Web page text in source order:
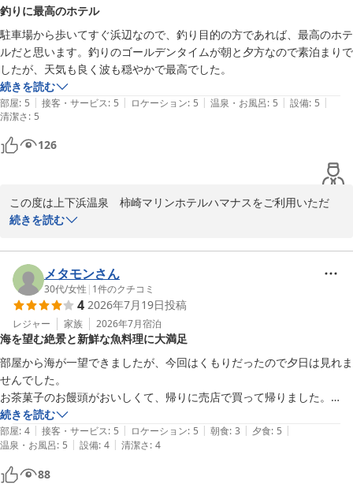
そして、お料理も絶対満足できると思います。
また行きたいお宿です。
外観の印象から良い意味で期待を裏切ることができ、お部屋や温泉
を含め、トータルでご満足いただけたことは、私たちにとって何よ
りの励みとなります。
お客様からのお言葉を胸に、これからも皆様に感動していただける
お宿を目指してまいります。またのお越しをスタッフ一同、心より
お待ち申し上げております。
この度は心温まる素敵なご投稿をありがとうございました。
上下浜温泉 柿崎マリンホテルハマナス
釣りに最高のホテル
駐車場から歩いてすぐ浜辺なので、釣り目的の方であれば、最高のホテ
ルだと思います。釣りのゴールデンタイムが朝と夕方なので素泊まりで
したが、天気も良く波も穏やかで最高でした。
続きを読む
部屋: 5 | 接客・サービス: 5 | ロケーション: 5 | 温泉・お風呂: 5 | 設備: 5 |
清潔さ: 5
126
この度は上下浜温泉　柿崎マリンホテルハマナスをご利用いただ
き、誠にありがとうございます。
当館の立地を活かした点をお褒めいただきまして、ありがとうござ
います。
当日は、お天気に恵まれ、幸いに存じます。
当館は上下浜駅から徒歩で10分／北陸自動車道　柿崎ＩＣからお車
で10分という立地から、釣りやレジャーの拠点として多くのお客様
にご活用いただいております。
またのお越しを従業員一同心よりお待ち申し上げております。
マリンホテルハマナス
上下浜温泉 柿崎マリンホテルハマナス
2026-07-12
続きを読む
メタモンさん
30代/女性 | 1件のクチコミ
4 2026年7月19日投稿
レジャー 家族 2026年7月宿泊
海を望む絶景と新鮮な魚料理に大満足
部屋から海が一望できましたが、今回はくもりだったので夕日は見れま
せんでした。
お茶菓子のお饅頭がおいしくて、帰りに売店で買って帰りました。
新鮮な魚料理をたくさん食べられて、お酒も色々飲めて満足です！
ただ、朝食の白米がとてもやわらかく、わたしも母もそこだけが残念で
した。
温泉は気持ちよかったです！
続きを読む
部屋: 4 | 接客・サービス: 5 | ロケーション: 5 | 朝食: 3 | 夕食: 5 |
温泉・お風呂: 5 | 設備: 4 | 清潔さ: 4
88